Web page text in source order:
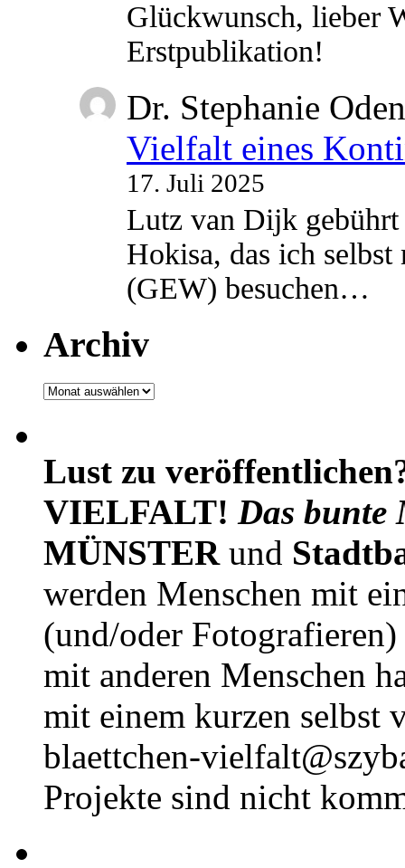
Glückwunsch, lieber
Erstpublikation!
Dr. Stephanie
Vielfalt eines
17. Juli 2025
Lutz van Dijk
Hokisa, das ich
(GEW) besuchen…
Archiv
Archiv
Lust zu
VIELFALT! Das bunte
MÜNSTERund
werden Menschen mit
(und/oder
mit anderen Menschen
mit einem kurzen selbst
blaettchen-
Projekte sind nicht